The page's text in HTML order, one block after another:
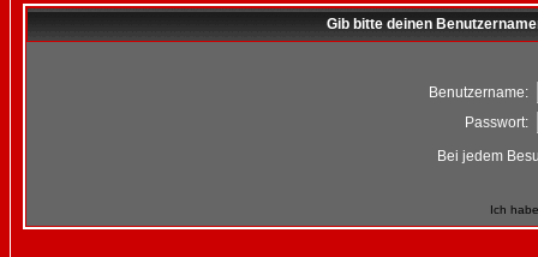
Gib bitte deinen
Benutzername:
Passwort:
Bei jedem
Ich